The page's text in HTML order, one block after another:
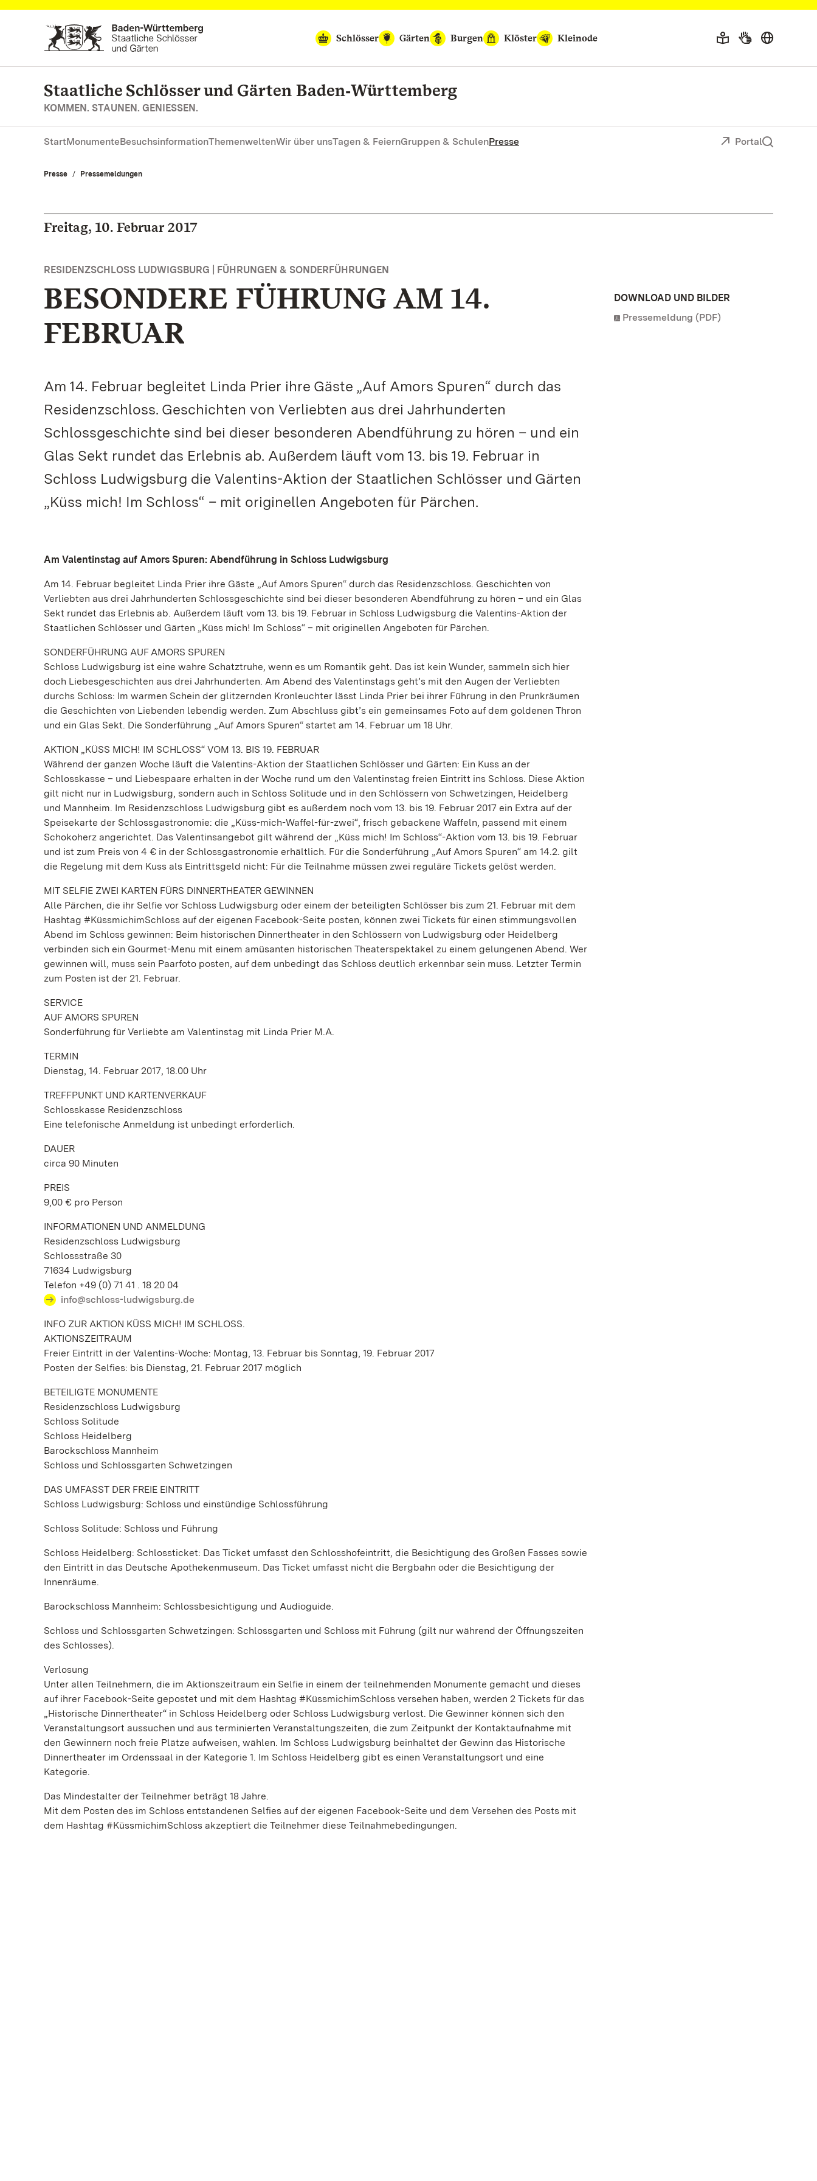
Zum Hauptinhalt springen
Schlösser
Gärten Burgen Klöster Kleinode
Staatliche Schlösser und Gärten Baden‑Württemberg
KOMMEN. STAUNEN. GENIESSEN.
StartMonumenteBesuchsinformationThemenweltenWir über unsTagen & FeiernGruppen & SchulenPresse Portal
Presse Pressemeldungen
Freitag, 10. Februar 2017
RESIDENZSCHLOSS LUDWIGSBURG | FÜHRUNGEN & SONDERFÜHRUNGEN
BESONDERE FÜHRUNG AM 14.
FEBRUAR
Am 14. Februar begleitet Linda Prier ihre Gäste „Auf Amors Spuren“ durch das
Residenzschloss. Geschichten von Verliebten aus drei Jahrhunderten
Schlossgeschichte sind bei dieser besonderen Abendführung zu hören – und ein
Glas Sekt rundet das Erlebnis ab. Außerdem läuft vom 13. bis 19. Februar in
Schloss Ludwigsburg die Valentins-Aktion der Staatlichen Schlösser und Gärten
„Küss mich! Im Schloss“ – mit originellen Angeboten für Pärchen.
Am Valentinstag auf Amors Spuren: Abendführung in Schloss Ludwigsburg
Am 14. Februar begleitet Linda Prier ihre Gäste „Auf Amors Spuren“ durch das Residenzschloss. Geschichten von
Verliebten aus drei Jahrhunderten Schlossgeschichte sind bei dieser besonderen Abendführung zu hören – und ein Glas
Sekt rundet das Erlebnis ab. Außerdem läuft vom 13. bis 19. Februar in Schloss Ludwigsburg die Valentins-Aktion der
Staatlichen Schlösser und Gärten „Küss mich! Im Schloss“ – mit originellen Angeboten für Pärchen.
SONDERFÜHRUNG AUF AMORS SPUREN
Schloss Ludwigsburg ist eine wahre Schatztruhe, wenn es um Romantik geht. Das ist kein Wunder, sammeln sich hier
doch Liebesgeschichten aus drei Jahrhunderten. Am Abend des Valentinstags geht’s mit den Augen der Verliebten
durchs Schloss: Im warmen Schein der glitzernden Kronleuchter lässt Linda Prier bei ihrer Führung in den Prunkräumen
die Geschichten von Liebenden lebendig werden. Zum Abschluss gibt’s ein gemeinsames Foto auf dem goldenen Thron
und ein Glas Sekt. Die Sonderführung „Auf Amors Spuren“ startet am 14. Februar um 18 Uhr.
AKTION „KÜSS MICH! IM SCHLOSS“ VOM 13. BIS 19. FEBRUAR
Während der ganzen Woche läuft die Valentins-Aktion der Staatlichen Schlösser und Gärten: Ein Kuss an der
Schlosskasse – und Liebespaare erhalten in der Woche rund um den Valentinstag freien Eintritt ins Schloss. Diese Aktion
gilt nicht nur in Ludwigsburg, sondern auch in Schloss Solitude und in den Schlössern von Schwetzingen, Heidelberg
und Mannheim. Im Residenzschloss Ludwigsburg gibt es außerdem noch vom 13. bis 19. Februar 2017 ein Extra auf der
Speisekarte der Schlossgastronomie: die „Küss-mich-Waffel-für-zwei“, frisch gebackene Waffeln, passend mit einem
Schokoherz angerichtet. Das Valentinsangebot gilt während der „Küss mich! Im Schloss“-Aktion vom 13. bis 19. Februar
und ist zum Preis von 4 € in der Schlossgastronomie erhältlich. Für die Sonderführung „Auf Amors Spuren“ am 14.2. gilt
die Regelung mit dem Kuss als Eintrittsgeld nicht: Für die Teilnahme müssen zwei reguläre Tickets gelöst werden.
MIT SELFIE ZWEI KARTEN FÜRS DINNERTHEATER GEWINNEN
Alle Pärchen, die ihr Selfie vor Schloss Ludwigsburg oder einem der beteiligten Schlösser bis zum 21. Februar mit dem
Hashtag #KüssmichimSchloss auf der eigenen Facebook-Seite posten, können zwei Tickets für einen stimmungsvollen
Abend im Schloss gewinnen: Beim historischen Dinnertheater in den Schlössern von Ludwigsburg oder Heidelberg
verbinden sich ein Gourmet-Menu mit einem amüsanten historischen Theaterspektakel zu einem gelungenen Abend. Wer
gewinnen will, muss sein Paarfoto posten, auf dem unbedingt das Schloss deutlich erkennbar sein muss. Letzter Termin
zum Posten ist der 21. Februar.
SERVICE
AUF AMORS SPUREN
Sonderführung für Verliebte am Valentinstag mit Linda Prier M.A.
TERMIN
Dienstag, 14. Februar 2017, 18.00 Uhr
TREFFPUNKT UND KARTENVERKAUF
Schlosskasse Residenzschloss
Eine telefonische Anmeldung ist unbedingt erforderlich.
DAUER
circa 90 Minuten
PREIS
9,00 € pro Person
INFORMATIONEN UND ANMELDUNG
Residenzschloss Ludwigsburg
Schlossstraße 30
71634 Ludwigsburg
Telefon +49 (0) 71 41 . 18 20 04
info@schloss-ludwigsburg.de
INFO ZUR AKTION KÜSS MICH! IM SCHLOSS.
AKTIONSZEITRAUM
Freier Eintritt in der Valentins-Woche: Montag, 13. Februar bis Sonntag, 19. Februar 2017
Posten der Selfies: bis Dienstag, 21. Februar 2017 möglich
BETEILIGTE MONUMENTE
Residenzschloss Ludwigsburg
Schloss Solitude
Schloss Heidelberg
Barockschloss Mannheim
Schloss und Schlossgarten Schwetzingen
DAS UMFASST DER FREIE EINTRITT
Schloss Ludwigsburg: Schloss und einstündige Schlossführung
Schloss Solitude: Schloss und Führung
Schloss Heidelberg: Schlossticket: Das Ticket umfasst den Schlosshofeintritt, die Besichtigung des Großen Fasses sowie
den Eintritt in das Deutsche Apothekenmuseum. Das Ticket umfasst nicht die Bergbahn oder die Besichtigung der
Innenräume.
Barockschloss Mannheim: Schlossbesichtigung und Audioguide.
Schloss und Schlossgarten Schwetzingen: Schlossgarten und Schloss mit Führung (gilt nur während der Öffnungszeiten
des Schlosses).
Verlosung
Unter allen Teilnehmern, die im Aktionszeitraum ein Selfie in einem der teilnehmenden Monumente gemacht und dieses
auf ihrer Facebook-Seite gepostet und mit dem Hashtag #KüssmichimSchloss versehen haben, werden 2 Tickets für das
„Historische Dinnertheater“ in Schloss Heidelberg oder Schloss Ludwigsburg verlost. Die Gewinner können sich den
Veranstaltungsort aussuchen und aus terminierten Veranstaltungszeiten, die zum Zeitpunkt der Kontaktaufnahme mit
den Gewinnern noch freie Plätze aufweisen, wählen. Im Schloss Ludwigsburg beinhaltet der Gewinn das Historische
Dinnertheater im Ordenssaal in der Kategorie 1. Im Schloss Heidelberg gibt es einen Veranstaltungsort und eine
Kategorie.
Das Mindestalter der Teilnehmer beträgt 18 Jahre.
Mit dem Posten des im Schloss entstandenen Selfies auf der eigenen Facebook-Seite und dem Versehen des Posts mit
dem Hashtag #KüssmichimSchloss akzeptiert die Teilnehmer diese Teilnahmebedingungen.
DOWNLOAD UND BILDER
Pressemeldung (PDF)